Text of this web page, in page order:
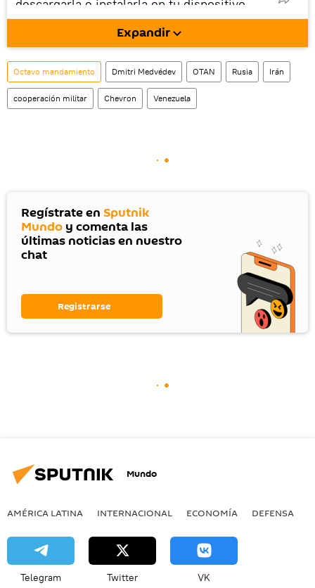
descargarla e instalarla en tu dispositivo
móvil (¡solo para Android!).
También tenemos una cuenta en la red
social rusa VK .
Expandir
Octavo mandamiento Dmitri Medvédev OTAN Rusia Irán
cooperación militar Chevron Venezuela
Regístrate en Sputnik
Mundo y comenta las
últimas noticias en nuestro
chat
Registrarse
Mundo
AMÉRICA LATINA INTERNACIONAL ECONOMÍA DEFENSA
Telegram Twitter VK